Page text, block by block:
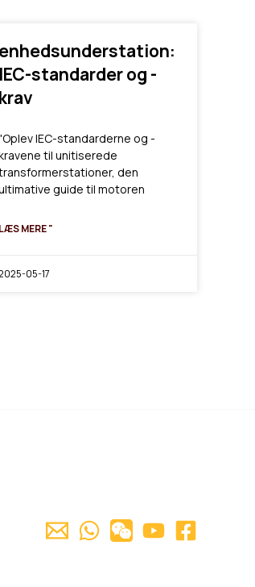
enhedsunderstation:
IEC-standarder og -
krav
IEC-standarderne og -
til unitiserede
den
guide til motoren
LÆS MERE "
05-17